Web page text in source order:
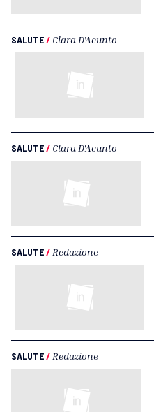
SALUTE/ Clara D'Acunto
SALUTE/ Clara D'Acunto
SALUTE/ Redazione
SALUTE/ Redazione